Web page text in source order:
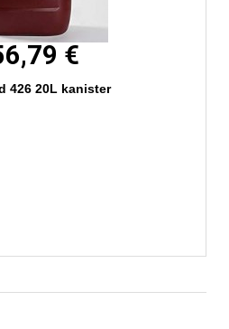
€
426 20L kanister